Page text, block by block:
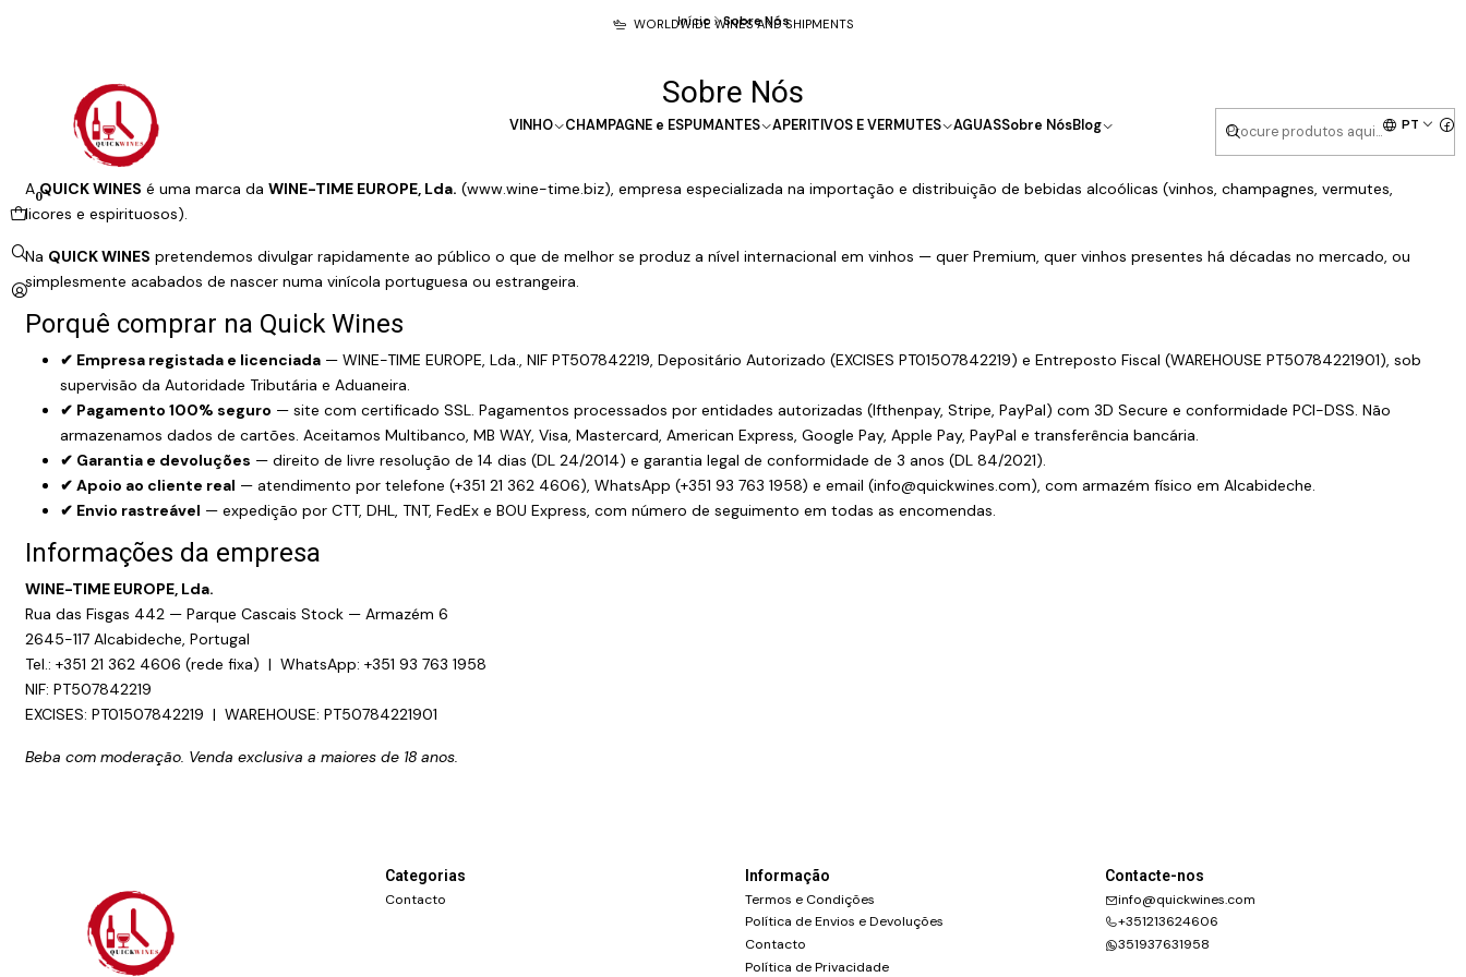
VINHO CHAMPAGNE e ESPUMANTES APERITIVOS E VERMUTES AGUASSobre NósBlog PT
0
WORLDWIDE WINES AND SHIPMENTS
Início Sobre Nós
Sobre Nós
AQUICK WINES é uma marca da WINE-TIME EUROPE, Lda. (www.wine-time.biz), empresa especializada na importação e distribuição de bebidas alcoólicas (vinhos, champagnes, vermutes,
licores e espirituosos).
Na QUICK WINES pretendemos divulgar rapidamente ao público o que de melhor se produz a nível internacional em vinhos — quer Premium, quer vinhos presentes há décadas no mercado, ou
simplesmente acabados de nascer numa vinícola portuguesa ou estrangeira.
Porquê comprar na Quick Wines
✔ Empresa registada e licenciada— WINE-TIME EUROPE, Lda., NIF PT507842219, Depositário Autorizado (EXCISES PT01507842219) e Entreposto Fiscal (WAREHOUSE PT50784221901), sob
supervisão da Autoridade Tributária e Aduaneira.
✔ Pagamento 100% seguro — site com certificado SSL. Pagamentos processados por entidades autorizadas (Ifthenpay, Stripe, PayPal) com 3D Secure e conformidade PCI-DSS. Não
armazenamos dados de cartões. Aceitamos Multibanco, MB WAY, Visa, Mastercard, American Express, Google Pay, Apple Pay, PayPal e transferência bancária.
✔ Garantia e devoluções — direito de livre resolução de 14 dias (DL 24/2014) e garantia legal de conformidade de 3 anos (DL 84/2021).
✔ Apoio ao cliente real — atendimento por telefone (+351 21 362 4606), WhatsApp (+351 93 763 1958) e email (info@quickwines.com), com armazém físico em Alcabideche.
✔ Envio rastreável — expedição por CTT, DHL, TNT, FedEx e BOU Express, com número de seguimento em todas as encomendas.
Informações da empresa
WINE-TIME EUROPE, Lda.
Rua das Fisgas 442 — Parque Cascais Stock — Armazém 6
2645-117 Alcabideche, Portugal
Tel.: +351 21 362 4606 (rede fixa) | WhatsApp: +351 93 763 1958
NIF: PT507842219
EXCISES: PT01507842219 | WAREHOUSE: PT50784221901
Beba com moderação. Venda exclusiva a maiores de 18 anos.
Categorias
Contacto
Informação
Termos e Condições
Política de Envios e Devoluções
Contacto
Política de Privacidade
Contacte-nos
info@quickwines.com
+351213624606
351937631958